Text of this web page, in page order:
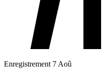
Enregistrement 7 Aoû